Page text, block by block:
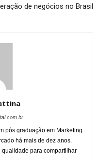
de negócios no Brasil
pós graduação em Marketing
há mais de dez anos.
qualidade para compartilhar